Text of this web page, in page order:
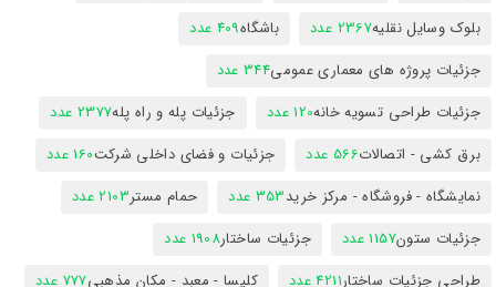
بلوک وسایل نقلیه2367 عدد باشگاه409 عدد
جزئیات پروژه های معماری عمومی344 عدد
جزئیات طراحی تسویه خانه120 عدد جزئیات پله و راه پله2377 عدد
برق کشی - اتصالات566 عدد جزئیات و فضای داخلی شرکت160 عدد
نمایشگاه - فروشگاه - مرکز خرید353 عدد حمام مستر2103 عدد
جزئیات ستون1157 عدد جزئیات ساختار1908 عدد
طراحی جزئیات ساختار4211 عدد کلیسا - معبد - مکان مذهبی777 عدد